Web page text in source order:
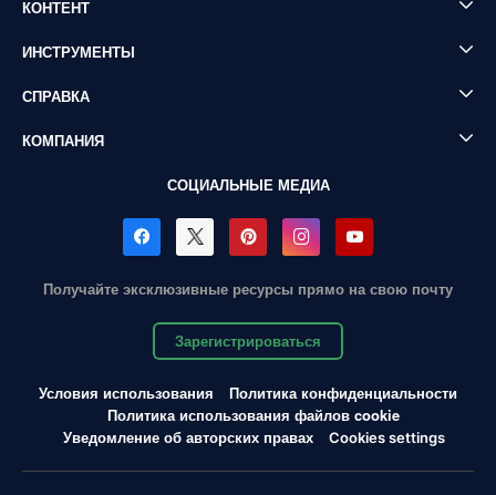
КОНТЕНТ
ИНСТРУМЕНТЫ
СПРАВКА
КОМПАНИЯ
СОЦИАЛЬНЫЕ МЕДИА
Получайте эксклюзивные ресурсы прямо на свою почту
Зарегистрироваться
Условия использования
Политика конфиденциальности
Политика использования файлов cookie
Уведомление об авторских правах
Cookies settings